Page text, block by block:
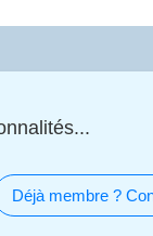
Déjà membre ?